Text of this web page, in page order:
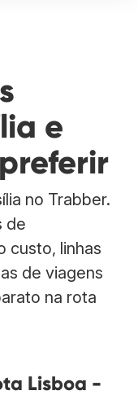
e
no Trabber.
de
custo, linhas
de viagens
na rota
Lisboa -